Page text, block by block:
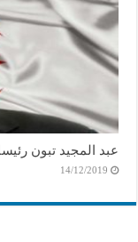
عبد المجيد تبون
14/12/2019